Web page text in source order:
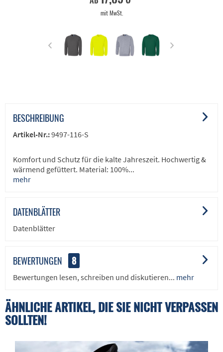
mit MwSt.
BESCHREIBUNG
Artikel-Nr.:9497-116-S
Komfort und Schutz für die kalte Jahreszeit. Hochwertig &
wärmend gefüttert. Material: 100%...
mehr
DATENBLÄTTER
Datenblätter
BEWERTUNGEN 8
Bewertungen lesen, schreiben und diskutieren... mehr
ÄHNLICHE ARTIKEL, DIE SIE NICHT VERPASSEN
SOLLTEN!